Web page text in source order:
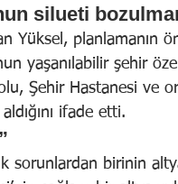
silueti
Yüksel, planlamanın
yaşanılabilir şehir
Şehir Hastanesi ve
ifade etti.
sorunlardan birinin